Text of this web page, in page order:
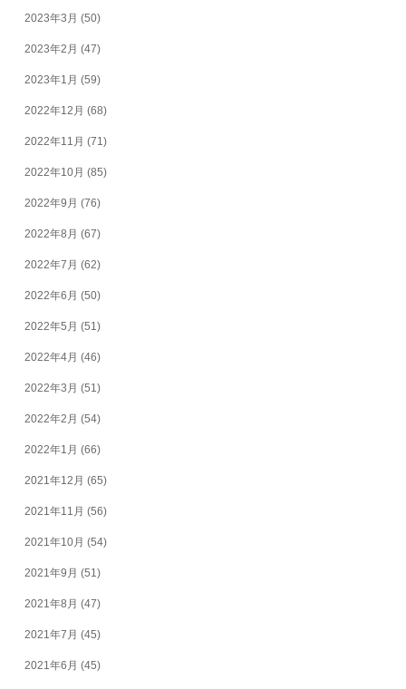
2023年3月 (50)
2023年2月 (47)
2023年1月 (59)
2022年12月 (68)
2022年11月 (71)
2022年10月 (85)
2022年9月 (76)
2022年8月 (67)
2022年7月 (62)
2022年6月 (50)
2022年5月 (51)
2022年4月 (46)
2022年3月 (51)
2022年2月 (54)
2022年1月 (66)
2021年12月 (65)
2021年11月 (56)
2021年10月 (54)
2021年9月 (51)
2021年8月 (47)
2021年7月 (45)
2021年6月 (45)